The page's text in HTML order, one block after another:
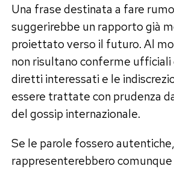
Una frase destinata a fare
suggerirebbe un rapporto già
proiettato verso il futuro. Al
non risultano conferme ufficiali
diretti interessati e le
essere trattate con prudenza
del gossip internazionale.
Se le parole fossero autentiche,
rappresenterebbero comunque